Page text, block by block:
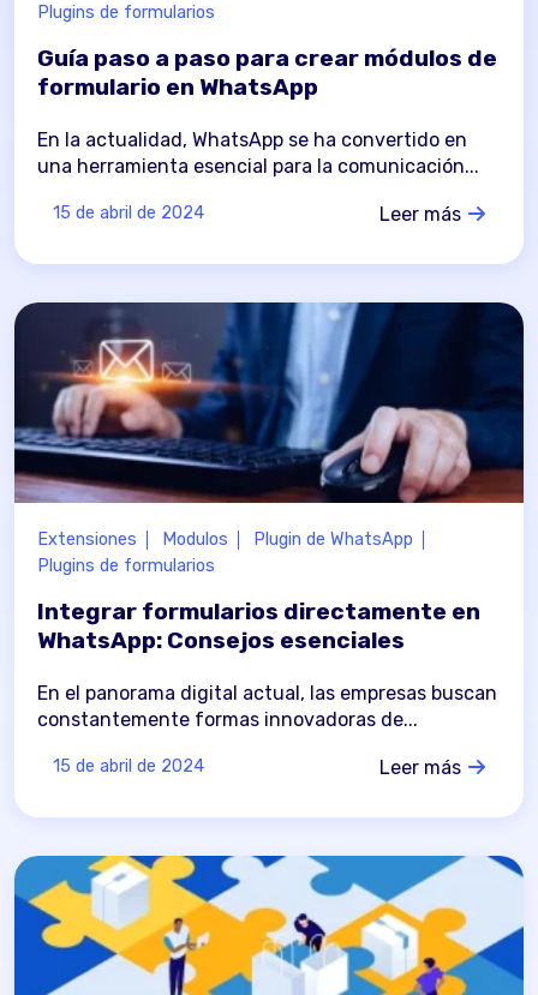
Plugins de formularios
Guía paso a paso para crear módulos de
formulario en WhatsApp
En la actualidad, WhatsApp se ha convertido en
una herramienta esencial para la comunicación...
15 de abril de 2024 Leer más
Extensiones Modulos
Plugin de WhatsApp
Plugins de formularios
Integrar formularios directamente en
WhatsApp: Consejos esenciales
En el panorama digital actual, las empresas buscan
constantemente formas innovadoras de...
15 de abril de 2024 Leer más